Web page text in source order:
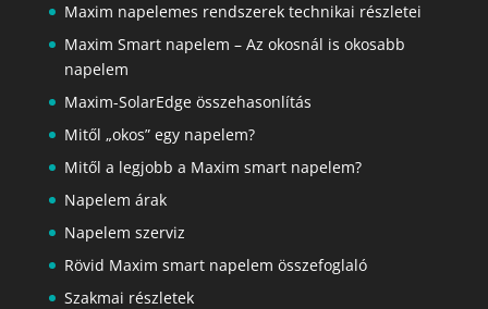
Maxim napelemes rendszerek technikai részletei
Maxim Smart napelem – Az okosnál is okosabb
napelem
Maxim-SolarEdge összehasonlítás
Mitől „okos” egy napelem?
Mitől a legjobb a Maxim smart napelem?
Napelem árak
Napelem szerviz
Rövid Maxim smart napelem összefoglaló
Szakmai részletek